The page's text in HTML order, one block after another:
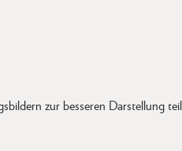
zur besseren Darstellung